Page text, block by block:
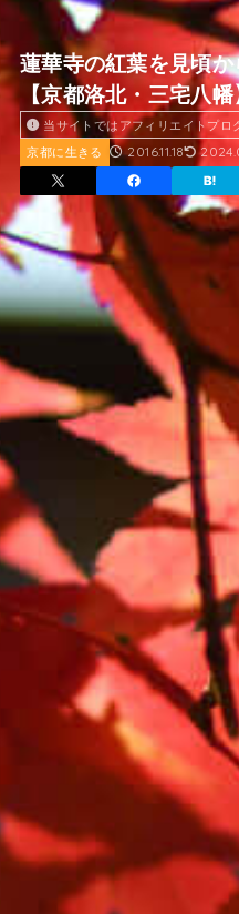
蓮華寺の紅葉を見頃
【京都洛北・三宅八幡
当サイトではアフィリエイトプロ
京都に生きる 2016.11.18